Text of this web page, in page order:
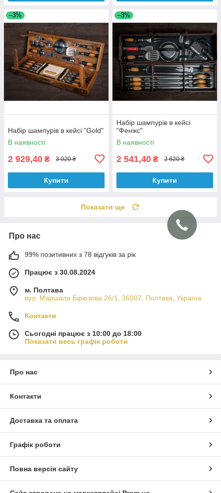
–3%
Набір шампурів в кейсі "Gold"
В наявності
2 929,40 ₴ 3 020 ₴
Купити
–3%
Набір шампурів в кейсі
"Фенікс"
В наявності
2 541,40 ₴ 2 620 ₴
Купити
Показати ще
Про нас
99% позитивних з 78 відгуків за рік
Працює з 30.08.2024
м. Полтава
вул. Маршала Бірюзова 26/1, 36007, Полтава, Україна
Контакти
Сьогодні працює з 10:00 до 18:00
Показати весь графік роботи
Про нас
Контакти
Доставка та оплата
Графік роботи
Повна версія сайту